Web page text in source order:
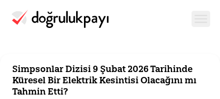
Simpsonlar Dizisi 9 Şubat 2026 Tarihinde
Küresel Bir Elektrik Kesintisi Olacağını mı
Tahmin Etti?